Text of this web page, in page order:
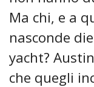
Ma chi, e a
nasconde
yacht?
che quegli